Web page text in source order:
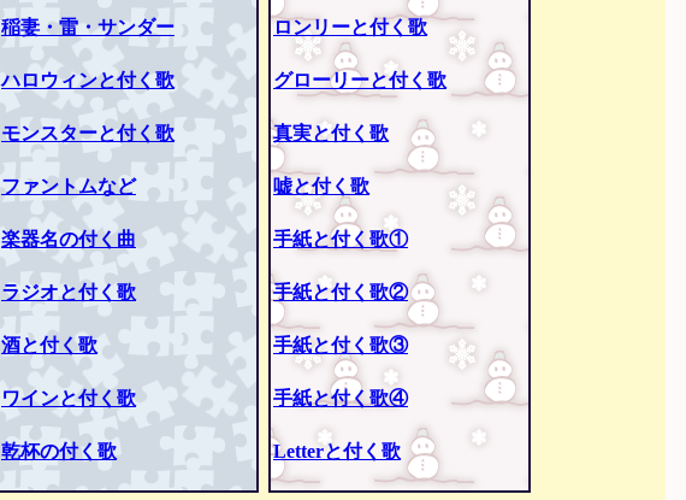
稲妻・雷・サンダー
ハロウィンと付く歌
モンスターと付く歌
ファントムなど
楽器名の付く曲
ラジオと付く歌
酒と付く歌
ワインと付く歌
乾杯の付く歌
ロンリーと付く歌
グローリーと付く歌
真実と付く歌
嘘と付く歌
手紙と付く歌①
手紙と付く歌②
手紙と付く歌③
手紙と付く歌④
Letterと付く歌